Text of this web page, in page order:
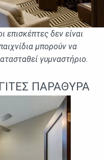
επισκέπτες δεν είναι
μπορούν να
γυμναστήριο.
ΠΑΡΆΘΥΡΑ